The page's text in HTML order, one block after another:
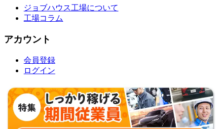
ジョブハウス工場について
工場コラム
アカウント
会員登録
ログイン